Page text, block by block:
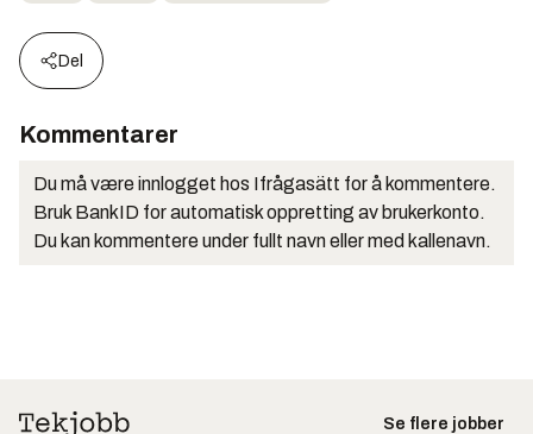
Del
Kommentarer
Du må være innlogget hos Ifrågasätt for å kommentere.
Bruk BankID for automatisk oppretting av brukerkonto.
Du kan kommentere under fullt navn eller med kallenavn.
Se flere jobber